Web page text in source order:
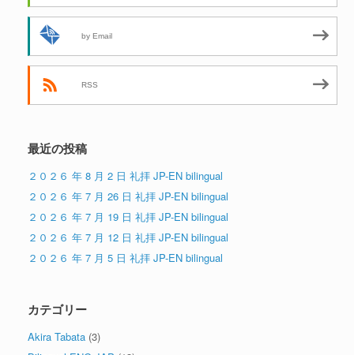
by Email
RSS
最近の投稿
２０２６ 年 8 月 2 日 礼拝 JP-EN bilingual
２０２６ 年 7 月 26 日 礼拝 JP-EN bilingual
２０２６ 年 7 月 19 日 礼拝 JP-EN bilingual
２０２６ 年 7 月 12 日 礼拝 JP-EN bilingual
２０２６ 年 7 月 5 日 礼拝 JP-EN bilingual
カテゴリー
Akira Tabata (3)